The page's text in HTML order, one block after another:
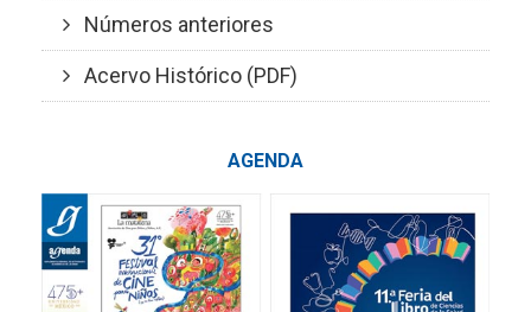
Números anteriores
Acervo Histórico (PDF)
AGENDA